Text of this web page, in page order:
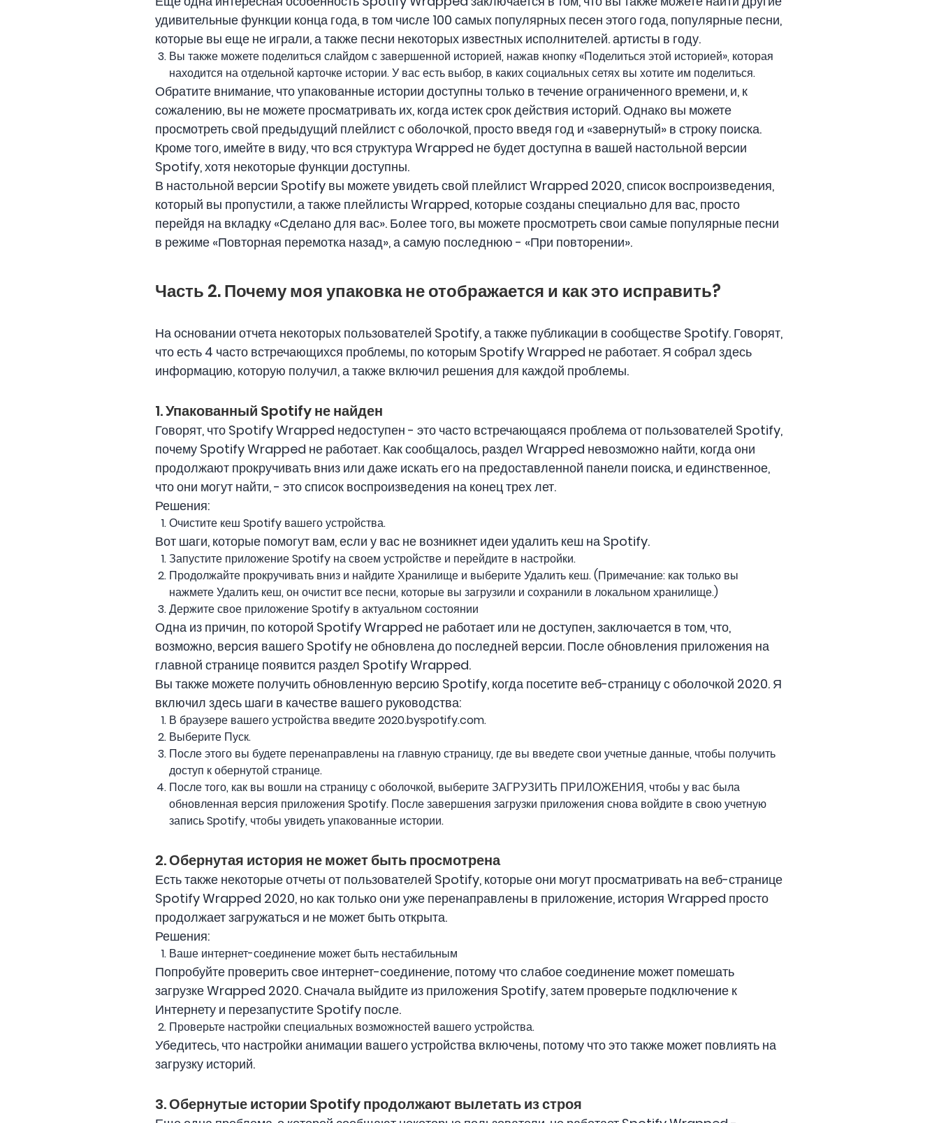
удивительные функции конца года, в том числе 100 самых популярных песен этого года, популярные песни,
которые вы еще не играли, а также песни некоторых известных исполнителей. артисты в году.
Вы также можете поделиться слайдом с завершенной историей, нажав кнопку «Поделиться этой историей», которая
находится на отдельной карточке истории. У вас есть выбор, в каких социальных сетях вы хотите им поделиться.
Обратите внимание, что упакованные истории доступны только в течение ограниченного времени, и, к
сожалению, вы не можете просматривать их, когда истек срок действия историй. Однако вы можете
просмотреть свой предыдущий плейлист с оболочкой, просто введя год и «завернутый» в строку поиска.
Кроме того, имейте в виду, что вся структура Wrapped не будет доступна в вашей настольной версии
Spotify, хотя некоторые функции доступны.
В настольной версии Spotify вы можете увидеть свой плейлист Wrapped 2020, список воспроизведения,
который вы пропустили, а также плейлисты Wrapped, которые созданы специально для вас, просто
перейдя на вкладку «Сделано для вас». Более того, вы можете просмотреть свои самые популярные песни
в режиме «Повторная перемотка назад», а самую последнюю - «При повторении».
Часть 2. Почему моя упаковка не отображается и как это исправить?
На основании отчета некоторых пользователей Spotify, а также публикации в сообществе Spotify. Говорят,
что есть 4 часто встречающихся проблемы, по которым Spotify Wrapped не работает. Я собрал здесь
информацию, которую получил, а также включил решения для каждой проблемы.
1. Упакованный Spotify не найден
Говорят, что Spotify Wrapped недоступен - это часто встречающаяся проблема от пользователей Spotify,
почему Spotify Wrapped не работает. Как сообщалось, раздел Wrapped невозможно найти, когда они
продолжают прокручивать вниз или даже искать его на предоставленной панели поиска, и единственное,
что они могут найти, - это список воспроизведения на конец трех лет.
Решения:
Очистите кеш Spotify вашего устройства.
Вот шаги, которые помогут вам, если у вас не возникнет идеи удалить кеш на Spotify.
Запустите приложение Spotify на своем устройстве и перейдите в настройки.
Продолжайте прокручивать вниз и найдите Хранилище и выберите Удалить кеш. (Примечание: как только вы
нажмете Удалить кеш, он очистит все песни, которые вы загрузили и сохранили в локальном хранилище.)
Держите свое приложение Spotify в актуальном состоянии
Одна из причин, по которой Spotify Wrapped не работает или не доступен, заключается в том, что,
возможно, версия вашего Spotify не обновлена ​​до последней версии. После обновления приложения на
главной странице появится раздел Spotify Wrapped.
Вы также можете получить обновленную версию Spotify, когда посетите веб-страницу с оболочкой 2020. Я
включил здесь шаги в качестве вашего руководства:
В браузере вашего устройства введите 2020.byspotify.com.
Выберите Пуск.
После этого вы будете перенаправлены на главную страницу, где вы введете свои учетные данные, чтобы получить
доступ к обернутой странице.
После того, как вы вошли на страницу с оболочкой, выберите ЗАГРУЗИТЬ ПРИЛОЖЕНИЯ, чтобы у вас была
обновленная версия приложения Spotify. После завершения загрузки приложения снова войдите в свою учетную
запись Spotify, чтобы увидеть упакованные истории.
2. Обернутая история не может быть просмотрена
Есть также некоторые отчеты от пользователей Spotify, которые они могут просматривать на веб-странице
Spotify Wrapped 2020, но как только они уже перенаправлены в приложение, история Wrapped просто
продолжает загружаться и не может быть открыта.
Решения:
Ваше интернет-соединение может быть нестабильным
Попробуйте проверить свое интернет-соединение, потому что слабое соединение может помешать
загрузке Wrapped 2020. Сначала выйдите из приложения Spotify, затем проверьте подключение к
Интернету и перезапустите Spotify после.
Проверьте настройки специальных возможностей вашего устройства.
Убедитесь, что настройки анимации вашего устройства включены, потому что это также может повлиять на
загрузку историй.
3. Обернутые истории Spotify продолжают вылетать из строя